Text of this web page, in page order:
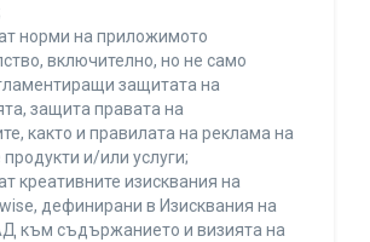
норми на приложимото
включително, но не само
защитата на
защита правата на
както и правилата на реклама на
продукти и/или услуги;
креативните изисквания на
дефинирани в Изисквания на
към съдържанието и визията на